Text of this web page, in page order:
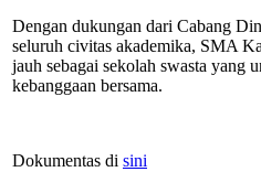
Dengan dukungan dari Cabang
seluruh civitas akademika, SMA
jauh sebagai sekolah swasta yang
kebanggaan bersama.
Dokumentas di sini